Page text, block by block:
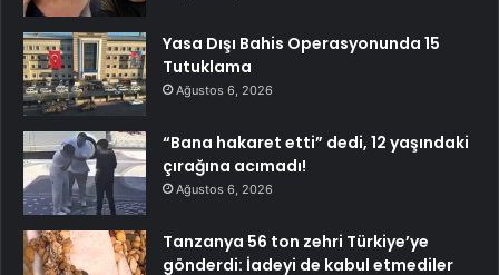
Yasa Dışı Bahis Operasyonunda 15
Tutuklama
Ağustos 6, 2026
“Bana hakaret etti” dedi, 12 yaşındaki
çırağına acımadı!
Ağustos 6, 2026
Tanzanya 56 ton zehri Türkiye’ye
gönderdi: İadeyi de kabul etmediler